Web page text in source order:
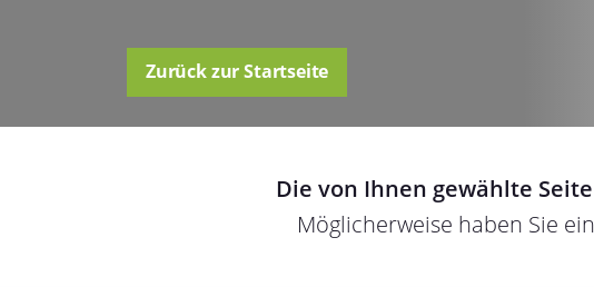
Zurück zur Startseite
Die von Ihnen gewählte
Möglicherweise haben Sie